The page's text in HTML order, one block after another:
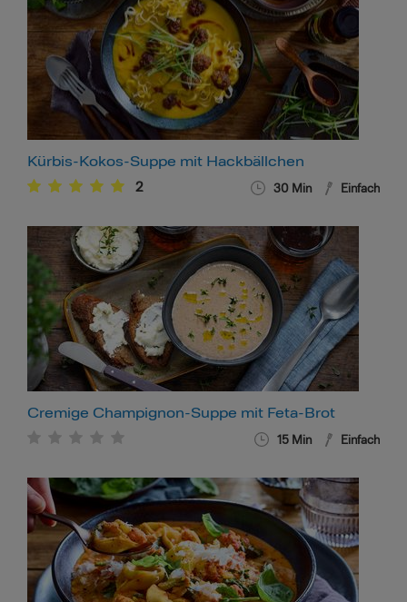
Kürbis-Kokos-Suppe mit Hackbällchen
2 30 Min Einfach
Cremige Champignon-Suppe mit Feta-Brot
15 Min Einfach